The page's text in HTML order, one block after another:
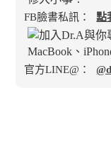
FB臉書私訊： 點
官方LINE@：